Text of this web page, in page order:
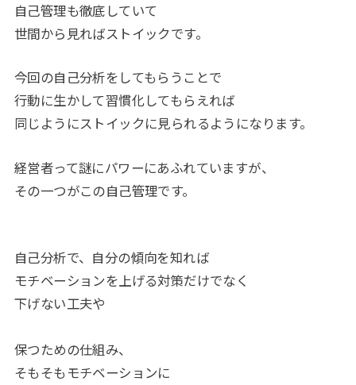
自己管理も徹底していて
世間から見ればストイックです。
今回の自己分析をしてもらうことで
行動に生かして習慣化してもらえれば
同じようにストイックに見られるようになります。
経営者って謎にパワーにあふれていますが、
その一つがこの自己管理です。
自己分析で、自分の傾向を知れば
モチベーションを上げる対策だけでなく
下げない工夫や
保つための仕組み、
そもそもモチベーションに